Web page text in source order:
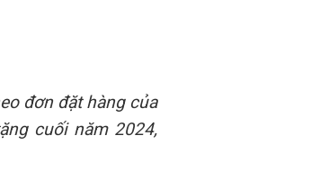
đơn đặt hàng của
cuối năm 2024,